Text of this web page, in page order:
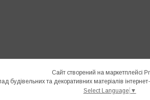
Сайт створений на маркетплейсі
Select Language ▼